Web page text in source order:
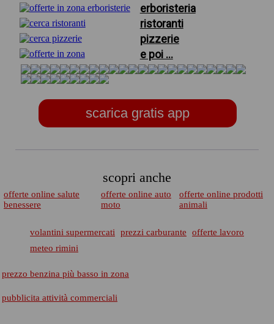
erboristeria
ristoranti
pizzerie
e poi ...
scarica gratis app
scopri anche
offerte online salute
benessere
offerte online auto
moto
offerte online prodotti
animali
volantini supermercati prezzi carburante
offerte lavoro
meteo rimini
prezzo benzina più basso in zona
pubblicita attività commerciali